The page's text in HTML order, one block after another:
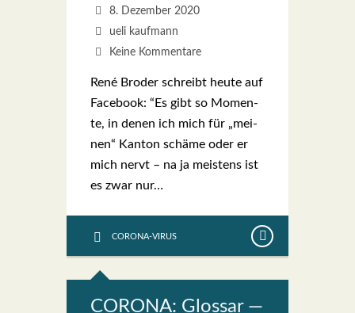
8. Dezember 2020
ueli kaufmann
Keine Kommentare
René Bro­der schreibt heu­te auf
Face­book: “Es gibt so Momen­
te, in denen ich mich für „mei­
nen“ Kan­ton schä­me oder er
mich nervt – na ja meis­tens ist
es zwar nur…
CORONA-VIRUS
CORONA: Glos­sar —